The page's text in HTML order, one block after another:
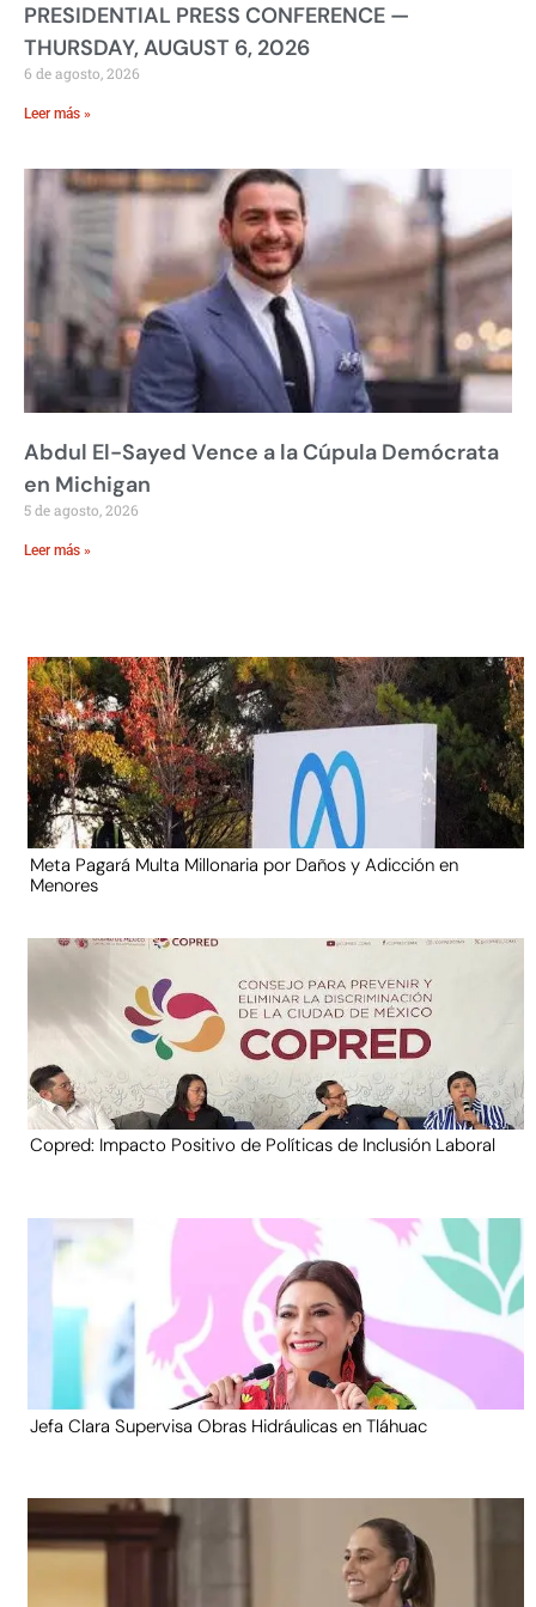
PRESIDENTIAL PRESS CONFERENCE —
THURSDAY, AUGUST 6, 2026
6 de agosto, 2026
Leer más »
Abdul El-Sayed Vence a la Cúpula Demócrata
en Michigan
5 de agosto, 2026
Leer más »
Meta Pagará Multa Millonaria por Daños y Adicción en
Menores
Copred: Impacto Positivo de Políticas de Inclusión Laboral
Jefa Clara Supervisa Obras Hidráulicas en Tláhuac